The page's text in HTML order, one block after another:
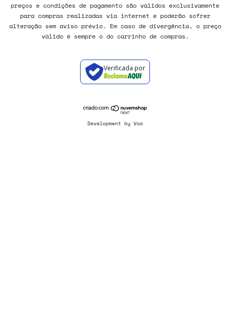
preços e condições de pagamento são válidos exclusivamente
para compras realizadas via internet e poderão sofrer
alteração sem aviso prévio. Em caso de divergência, o preço
válido é sempre o do carrinho de compras.
Verificada por
Development by Voa